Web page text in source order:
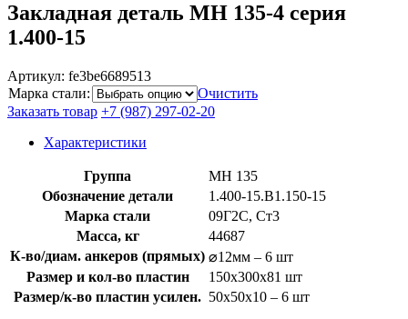
Закладная деталь МН 135-4 серия
1.400-15
Артикул: fe3be6689513
Марка стали:
Очистить
Заказать товар +7 (987) 297-02-20
Характеристики
Группа
МН 135
Обозначение детали
1.400-15.B1.150-15
Марка стали
09Г2С, Ст3
Масса, кг
44687
К-во/диам. анкеров (прямых) ⌀12мм – 6 шт
Размер и кол-во пластин
150x300x81 шт
Размер/к-во пластин усилен. 50х50х10 – 6 шт